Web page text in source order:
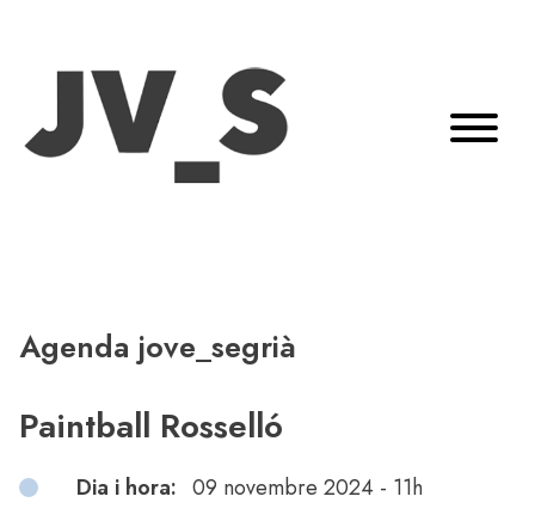
Agenda jove_segrià
Paintball Rosselló
Dia i hora: 09 novembre 2024 - 11h